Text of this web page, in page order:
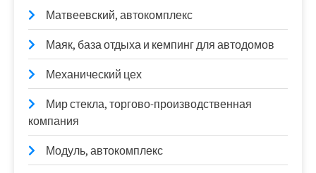
Матвеевский, автокомплекс
Маяк, база отдыха и кемпинг для автодомов
Механический цех
Мир стекла, торгово-производственная
компания
Модуль, автокомплекс